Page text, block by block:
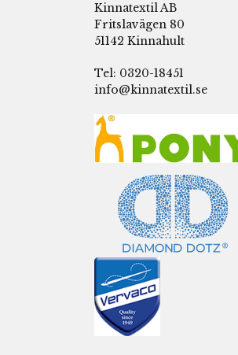
Kinnatextil AB
Fritslavägen 80
51142 Kinnahult
Tel: 0320-18451
info@kinnatextil.se